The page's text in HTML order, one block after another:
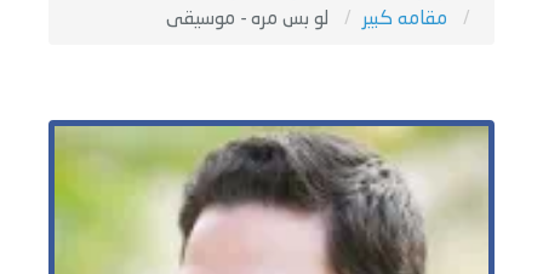
مقامه كبير
لو بس مره - موسيقى